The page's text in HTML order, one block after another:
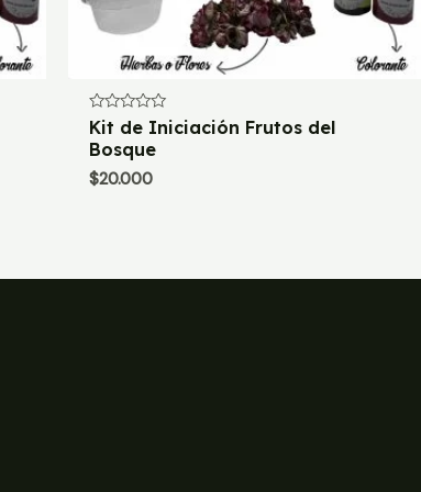
Valorado
con
0
5
Kit de Iniciación Frutos del
Bosque
$20.000